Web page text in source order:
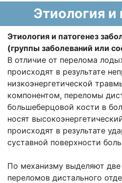
Этиология и
Этиология и патогенез
(группы заболеваний или
В отличие от перелома
происходят в результате
низкоэнергетической
компонентом, переломы
большеберцовой кости в
носят
происходят в результате
суставной поверхности
По механизму выделяют
переломов дистального